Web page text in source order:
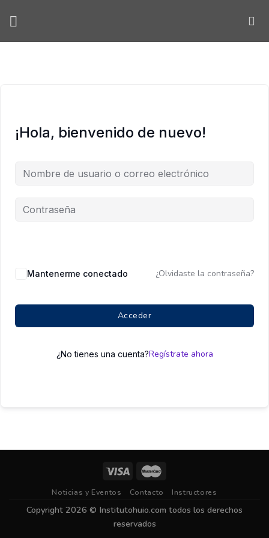
¡Hola, bienvenido de nuevo!
Mantenerme conectado ¿Olvidaste la contraseña?
Acceder
¿No tienes una cuenta?Regístrate ahora
Noticias y Eventos Contacto Instructores
Copyright 2026 © Institutohuio.com todos los derechos
reservados